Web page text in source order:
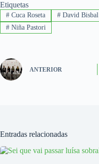
Etiquetas
#Cuca Roseta #David Bisbal
#Niña Pastori
ANTERIOR
Entradas relacionadas